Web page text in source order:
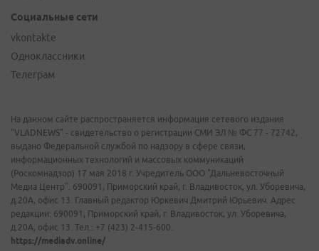
Социальные сети
vkontakte
Одноклассники
Телеграм
На данном сайте распространяется информация сетевого издания
"VLADNEWS" - свидетельство о регистрации СМИ ЭЛ № ФС 77 - 72742,
выдано Федеральной службой по надзору в сфере связи,
информационных технологий и массовых коммуникаций
(Роскомнадзор) 17 мая 2018 г. Учредитель ООО "Дальневосточный
Медиа Центр". 690091, Приморский край, г. Владивосток, ул. Уборевича,
д.20А, офис 13. Главный редактор Юркевич Дмитрий Юрьевич. Адрес
редакции: 690091, Приморский край, г. Владивосток, ул. Уборевича,
д.20А, офис 13. Тел.: +7 (423) 2-415-600.
https://mediadv.online/